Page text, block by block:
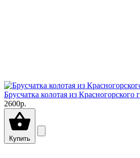
Брусчатка колотая из Красногорского
2600р.
Купить